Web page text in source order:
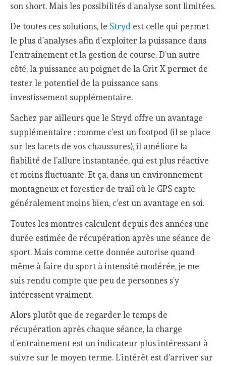
son short. Mais les possibilités d’analyse sont limitées.
De toutes ces solutions, le Stryd est celle qui permet
le plus d’analyses afin d’exploiter la puissance dans
l’entrainement et la gestion de course. D’un autre
côté, la puissance au poignet de la Grit X permet de
tester le potentiel de la puissance sans
investissement supplémentaire.
Sachez par ailleurs que le Stryd offre un avantage
supplémentaire : comme c’est un footpod (il se place
sur les lacets de vos chaussures), il améliore la
fiabilité de l’allure instantanée, qui est plus réactive
et moins fluctuante. Et ça, dans un environnement
montagneux et forestier de trail où le GPS capte
généralement moins bien, c’est un avantage en soi.
Toutes les montres calculent depuis des années une
durée estimée de récupération après une séance de
sport. Mais comme cette donnée autorise quand
même à faire du sport à intensité modérée, je me
suis rendu compte que peu de personnes s’y
intéressent vraiment.
Alors plutôt que de regarder le temps de
récupération après chaque séance, la charge
d’entrainement est un indicateur plus intéressant à
suivre sur le moyen terme. L’intérêt est d’arriver sur